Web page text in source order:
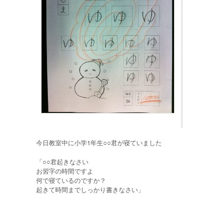
今日教室中に小学1年生○○君が寝ていました
「○○君起きなさい
お習字の時間ですよ
何で寝ているのですか？
起きて時間までしっかり書きなさい」